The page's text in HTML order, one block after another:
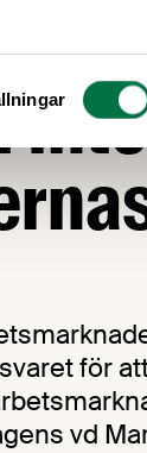
för
vd